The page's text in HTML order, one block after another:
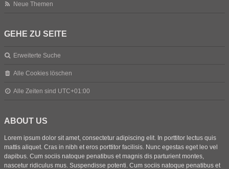
Neue Themen
GEHE ZU SEITE
Erweiterte Suche
Alle Cookies löschen
Alle Zeiten sind UTC+01:00
ABOUT US
Lorem ipsum dolor sit amet, consectetur adipiscing elit. In porttitor lectus quis
mattis aliquet. Cras in nibh et eros porttitor facilisis. Nunc egestas eget leo vel
dapibus. Cum sociis natoque penatibus et magnis dis parturient montes,
nascetur ridiculus mus. Suspendisse potenti. Cum sociis natoque penatibus et